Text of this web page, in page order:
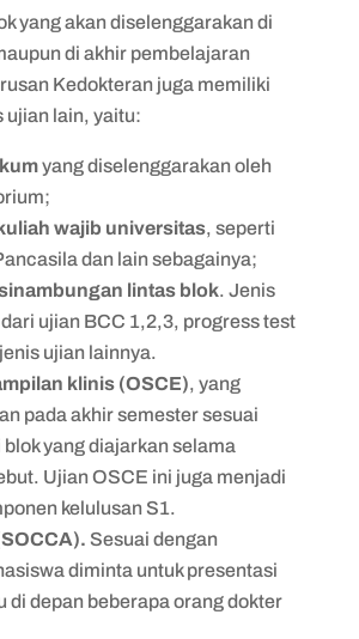
yang akan diselenggarakan di
di akhir pembelajaran
Kedokteran juga memiliki
ujian lain, yaitu:
yang diselenggarakan oleh
wajib universitas, seperti
dan lain sebagainya;
lintas blok. Jenis
ujian BCC 1,2,3, progress test
ujian lainnya.
klinis (OSCE), yang
pada akhir semester sesuai
yang diajarkan selama
Ujian OSCE ini juga menjadi
kelulusan S1.
Sesuai dengan
diminta untuk presentasi
di depan beberapa orang dokter